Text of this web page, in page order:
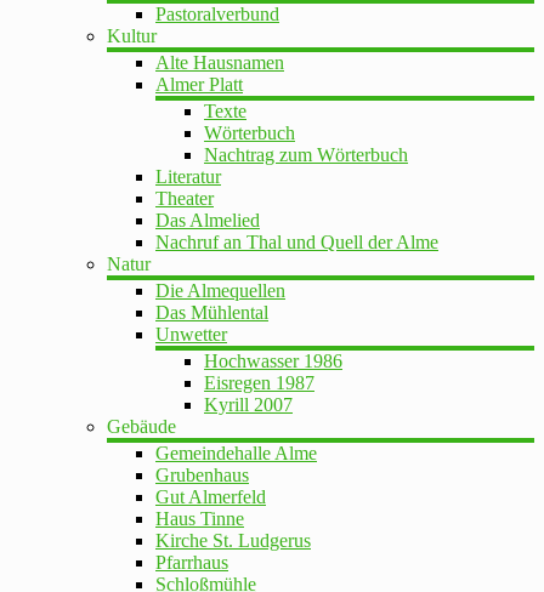
Pastoralverbund
Kultur
Alte Hausnamen
Almer Platt
Texte
Wörterbuch
Nachtrag zum Wörterbuch
Literatur
Theater
Das Almelied
Nachruf an Thal und Quell der Alme
Natur
Die Almequellen
Das Mühlental
Unwetter
Hochwasser 1986
Eisregen 1987
Kyrill 2007
Gebäude
Gemeindehalle Alme
Grubenhaus
Gut Almerfeld
Haus Tinne
Kirche St. Ludgerus
Pfarrhaus
Schloßmühle